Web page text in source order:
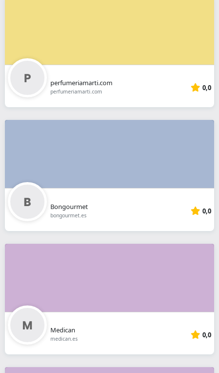
perfumeriamarti.com
perfumeriamarti.com 0,0
Bongourmet
bongourmet.es 0,0
Medican
medican.es 0,0